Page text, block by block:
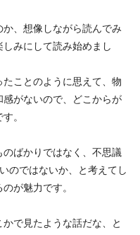
、想像しながら読んでみ
みにして読み始めまし
ことのように思えて、物
がないので、どこからが
。
ばかりではなく、不思議
のではないか、と考えてし
が魅力です。
で見たような話だな、と